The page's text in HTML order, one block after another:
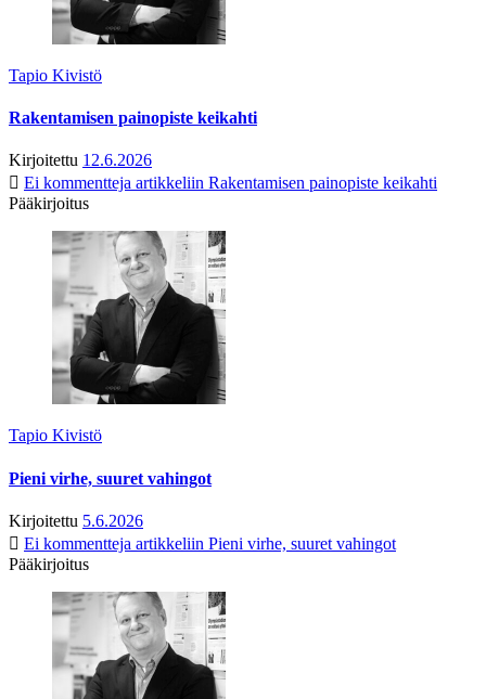
Tapio Kivistö
Rakentamisen painopiste keikahti
Kirjoitettu 12.6.2026
Ei kommentteja artikkeliin Rakentamisen painopiste keikahti
Pääkirjoitus
Tapio Kivistö
Pieni virhe, suuret vahingot
Kirjoitettu 5.6.2026
Ei kommentteja artikkeliin Pieni virhe, suuret vahingot
Pääkirjoitus